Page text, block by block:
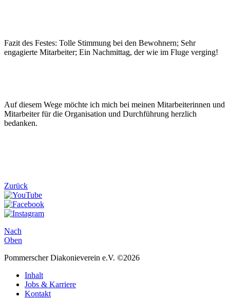
Fazit des Festes: Tolle Stimmung bei den Bewohnern; Sehr
engagierte Mitarbeiter; Ein Nachmittag, der wie im Fluge verging!
Auf diesem Wege möchte ich mich bei meinen Mitarbeiterinnen und
Mitarbeiter für die Organisation und Durchführung herzlich
bedanken.
Zurück
Nach
Oben
Pommerscher Diakonieverein e.V. ©2026
Inhalt
Jobs & Karriere
Kontakt